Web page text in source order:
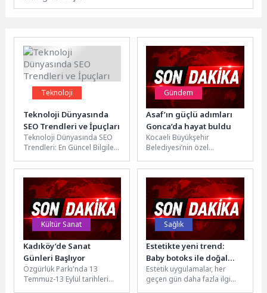
Teknoloji
Teknoloji Dünyasında
SEO Trendleri ve İpuçları
Teknoloji Dünyasında SEO
Trendleri: En Güncel Bilgiler
bir rol oynayan ve...
Gündem
Asaf’ın güçlü adımları
Gonca’da hayat buldu
Kocaeli Büyükşehir
Belediyesi’nin özel
aileleri için hayata geçirdiği
Gonca Engelsiz Yaşam
Merkezi,...
Kültür Sanat
Kadıköy’de Sanat
Günleri Başlıyor
Özgürlük Parkı'nda 13
Temmuz-13 Eylül tarihleri
Sağlık
Estetikte yeni trend:
Baby botoks ile doğal
görünüm
Estetik uygulamalar, her
geçen gün daha fazla ilgi